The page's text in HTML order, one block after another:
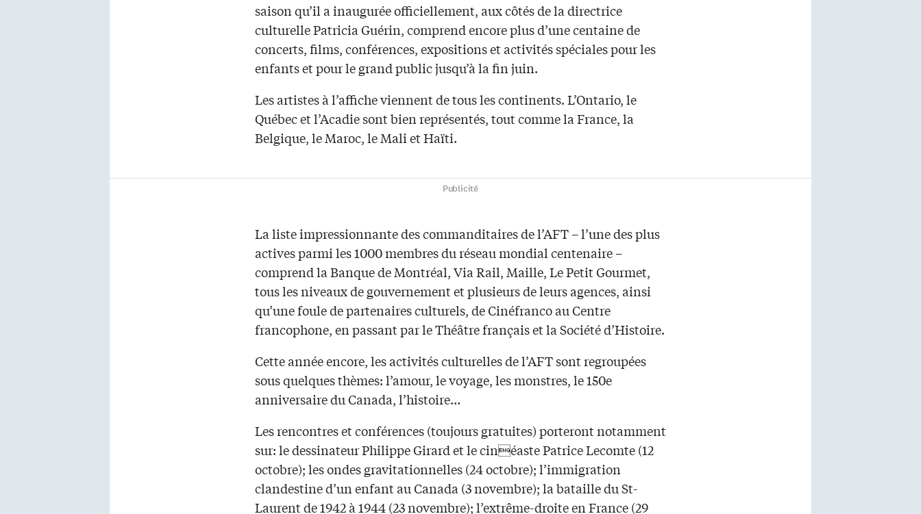
saison qu’il a inaugurée officiellement, aux côtés de la directrice
culturelle Patricia Guérin, comprend encore plus d’une centaine de
concerts, films, conférences, expositions et activités spéciales pour les
enfants et pour le grand public jusqu’à la fin juin.
Les artistes à l’affiche viennent de tous les continents. L’Ontario, le
Québec et l’Acadie sont bien représentés, tout comme la France, la
Belgique, le Maroc, le Mali et Haïti.
Publicité
La liste impressionnante des commanditaires de l’AFT – l’une des plus
actives parmi les 1000 membres du réseau mondial centenaire –
comprend la Banque de Montréal, Via Rail, Maille, Le Petit Gourmet,
tous les niveaux de gouvernement et plusieurs de leurs agences, ainsi
qu’une foule de partenaires culturels, de Cinéfranco au Centre
francophone, en passant par le Théâtre français et la Société d’Histoire.
Cette année encore, les activités culturelles de l’AFT sont regroupées
sous quelques thèmes: l’amour, le voyage, les monstres, le 150e
anniversaire du Canada, l’histoire…
Les rencontres et conférences (toujours gratuites) porteront notamment
sur: le dessinateur Philippe Girard et le cinéaste Patrice Lecomte (12
octobre); les ondes gravitationnelles (24 octobre); l’immigration
clandestine d’un enfant au Canada (3 novembre); la bataille du St-
Laurent de 1942 à 1944 (23 novembre); l’extrême-droite en France (29